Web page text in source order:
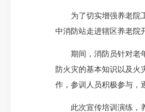
为了切实增强养老院工
中消防站走进辖区养老院
期间，消防员针对老年
防火灾的基本知识以及火
作，参训人员积极参与，
此次宣传培训演练，养